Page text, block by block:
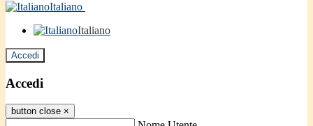
Italiano
Italiano
Accedi
Accedi
button close ×